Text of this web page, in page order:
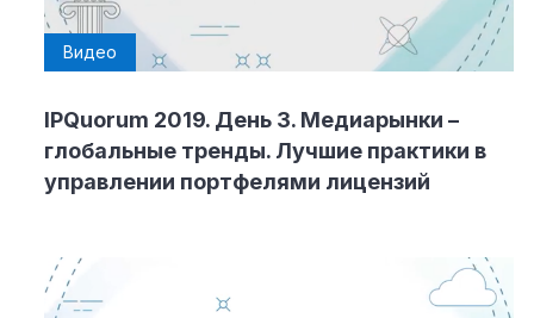
Видео
IPQuorum 2019. День 3. Медиарынки –
глобальные тренды. Лучшие практики в
управлении портфелями лицензий